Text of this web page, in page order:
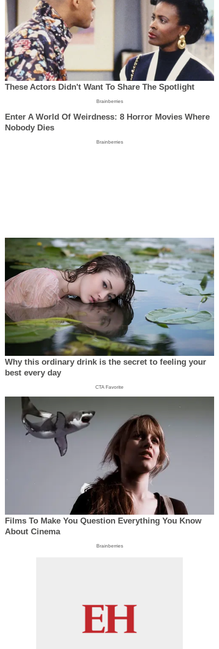
These Actors Didn't Want To Share The Spotlight
Brainberries
Enter A World Of Weirdness: 8 Horror Movies Where
Nobody Dies
Brainberries
Why this ordinary drink is the secret to feeling your
best every day
CTA Favorite
Films To Make You Question Everything You Know
About Cinema
Brainberries